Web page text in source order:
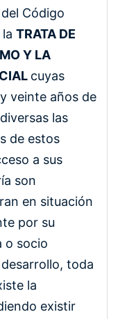
Código
TRATA DE
Y LA
cuyas
y veinte años de
las
de estos
a sus
son
en situación
por su
o socio
toda
la
existir